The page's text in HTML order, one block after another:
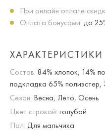
При онлайн оплате
Оплата бонусами: до
ХАРАКТЕРИСТИКИ
Состав: 84% хлопок, 14%
подкладка 65% полиэстер,
Сезон: Весна, Лето, Осень
Цвет строкой: голубой
Пол: Для мальчика